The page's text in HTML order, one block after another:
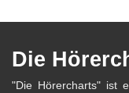
Die
"Die Hörercharts" ist